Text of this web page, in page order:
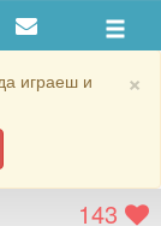
×
играеш и
143